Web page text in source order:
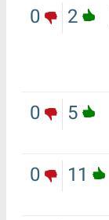
2
0
5
0
11
0